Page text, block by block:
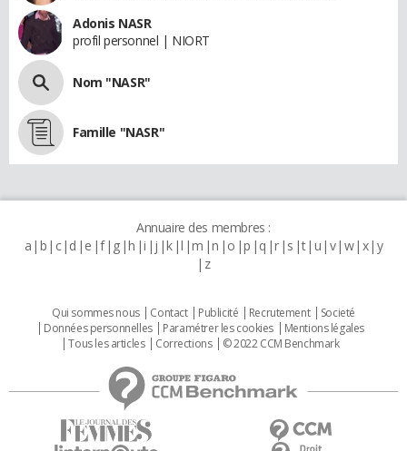
Adonis NASR
profil personnel | NIORT
Nom "NASR"
Famille "NASR"
Annuaire des membres :
a b c d e f g h i j k l m n o p q r s t u v w x y
z
Qui sommes nous Contact Publicité Recrutement
Societé
Données personnelles
Paramétrer les cookies
Mentions légales
Tous les articles
Corrections © 2022 CCM Benchmark